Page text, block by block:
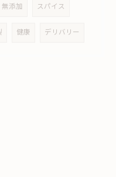
無添加 スパイス
健康 デリバリー